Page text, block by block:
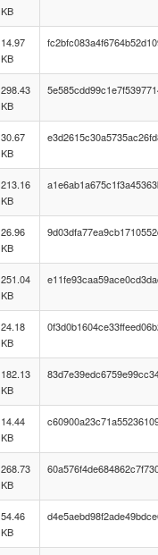
KB
14.97
KB
298.43
KB
30.67
KB
213.16
KB
26.96
KB
251.04
KB
24.18
KB
182.13
KB
14.44
KB
268.73
KB
54.46
KB